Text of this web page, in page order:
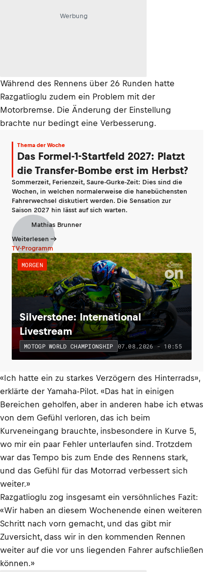
Werbung
Während des Rennens über 26 Runden hatte
Razgatlioglu zudem ein Problem mit der
Motorbremse. Die Änderung der Einstellung
brachte nur bedingt eine Verbesserung.
Thema der Woche
Das Formel-1-Startfeld 2027: Platzt
die Transfer-Bombe erst im Herbst?
Sommerzeit, Ferienzeit, Saure-Gurke-Zeit: Dies sind die
Wochen, in welchen normalerweise die hanebüchensten
Fahrerwechsel diskutiert werden. Die Sensation zur
Saison 2027 hin lässt auf sich warten.
Mathias Brunner
Weiterlesen
TV-Programm
MORGEN
Silverstone: International
Livestream
MOTOGP WORLD CHAMPIONSHIP 07.08.2026 - 10:55
«Ich hatte ein zu starkes Verzögern des Hinterrads»,
erklärte der Yamaha-Pilot. «Das hat in einigen
Bereichen geholfen, aber in anderen habe ich etwas
von dem Gefühl verloren, das ich beim
Kurveneingang brauchte, insbesondere in Kurve 5,
wo mir ein paar Fehler unterlaufen sind. Trotzdem
war das Tempo bis zum Ende des Rennens stark,
und das Gefühl für das Motorrad verbessert sich
weiter.»
Razgatlioglu zog insgesamt ein versöhnliches Fazit:
«Wir haben an diesem Wochenende einen weiteren
Schritt nach vorn gemacht, und das gibt mir
Zuversicht, dass wir in den kommenden Rennen
weiter auf die vor uns liegenden Fahrer aufschließen
können.»